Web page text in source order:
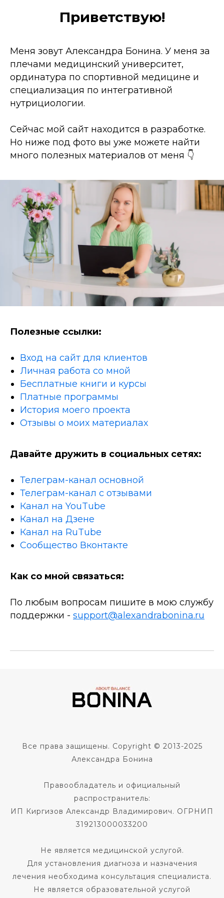
Приветствую!
Меня зовут Александра Бонина. У меня за
плечами медицинский университет,
ординатура по спортивной медицине и
специализация по интегративной
нутрициологии.
Сейчас мой сайт находится в разработке.
Но ниже под фото вы уже можете найти
много полезных материалов от меня 👇
Полезные ссылки:
Вход на сайт для клиентов
Личная работа со мной
Бесплатные книги и курсы
Платные программы
История моего проекта
Отзывы о моих материалах
Давайте дружить в социальных сетях:
Телеграм-канал основной
Телеграм-канал с отзывами
Канал на YouTube
Канал на Дзене
Канал на RuTube
Сообщество Вконтакте
Как со мной связаться:
По любым вопросам пишите в мою службу
поддержки - support@alexandrabonina.ru
Все права защищены. Copyright © 2013-2025
Александра Бонина
Правообладатель и официальный
распространитель:
ИП Киргизов Александр Владимирович. ОГРНИП
319213000033200
Не является медицинской услугой.
Для установления диагноза и назначения
лечения необходима консультация специалиста.
Не является образовательной услугой